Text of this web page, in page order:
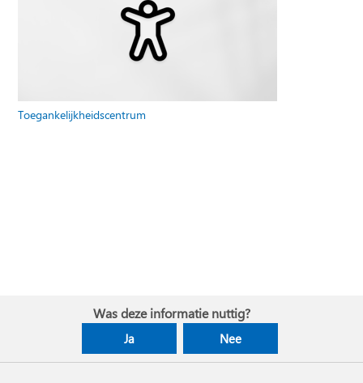
Toegankelijkheidscentrum
Was deze informatie nuttig?
Ja Nee